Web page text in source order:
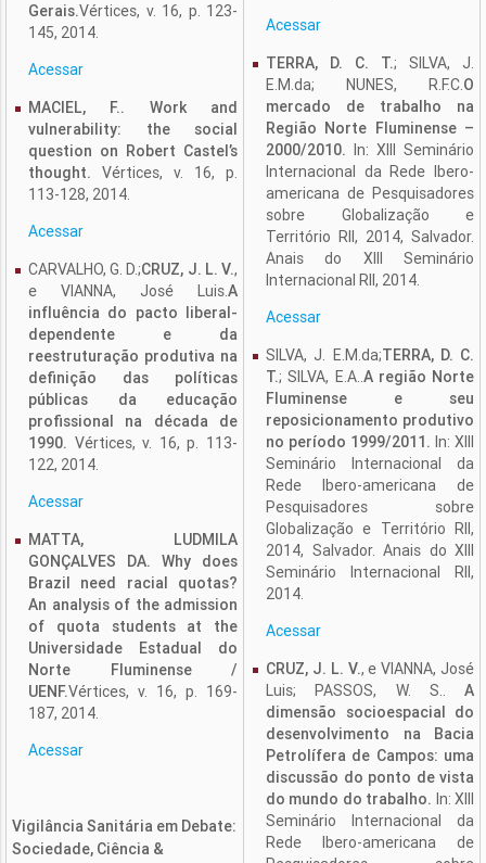
Gerais.Vértices, v. 16, p. 123-
145, 2014.
Acessar
MACIEL, F.. Work and
vulnerability: the social
question on Robert Castel’s
thought. Vértices, v. 16, p.
113-128, 2014.
Acessar
CARVALHO, G. D.;CRUZ, J. L. V.,
e VIANNA, José Luis.A
influência do pacto liberal-
dependente e da
reestruturação produtiva na
definição das políticas
públicas da educação
profissional na década de
1990. Vértices, v. 16, p. 113-
122, 2014.
Acessar
MATTA, LUDMILA
GONÇALVES DA. Why does
Brazil need racial quotas?
An analysis of the admission
of quota students at the
Universidade Estadual do
Norte Fluminense /
UENF.Vértices, v. 16, p. 169-
187, 2014.
Acessar
Vigilância Sanitária em Debate:
Sociedade, Ciência &
Acessar
TERRA, D. C. T.; SILVA, J.
E.M.da; NUNES, R.F.C.O
mercado de trabalho na
Região Norte Fluminense –
2000/2010. In: XIII Seminário
Internacional da Rede Ibero-
americana de Pesquisadores
sobre Globalização e
Território RII, 2014, Salvador.
Anais do XIII Seminário
Internacional RII, 2014.
Acessar
SILVA, J. E.M.da;TERRA, D. C.
T.; SILVA, E.A..A região Norte
Fluminense e seu
reposicionamento produtivo
no período 1999/2011. In: XIII
Seminário Internacional da
Rede Ibero-americana de
Pesquisadores sobre
Globalização e Território RII,
2014, Salvador. Anais do XIII
Seminário Internacional RII,
2014.
Acessar
CRUZ, J. L. V., e VIANNA, José
Luis; PASSOS, W. S.. A
dimensão socioespacial do
desenvolvimento na Bacia
Petrolífera de Campos: uma
discussão do ponto de vista
do mundo do trabalho. In: XIII
Seminário Internacional da
Rede Ibero-americana de